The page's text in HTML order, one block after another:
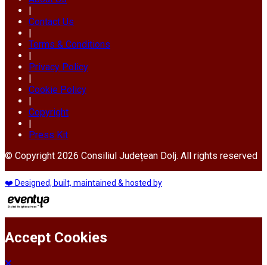
|
Contact Us
|
Terms & Conditions
|
Privacy Policy
|
Cookie Policy
|
Copyright
|
Press Kit
© Copyright 2026 Consiliul Județean Dolj. All rights reserved
❤️ Designed, built, maintained & hosted by
Accept Cookies